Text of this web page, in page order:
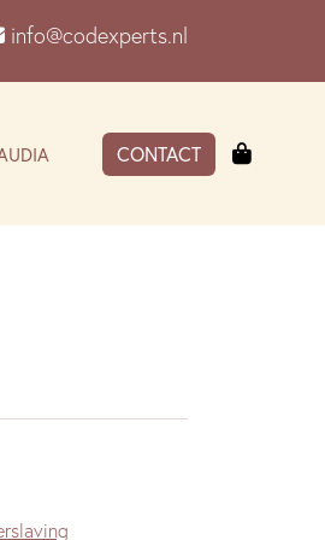
info@codexperts.nl
CONTACT